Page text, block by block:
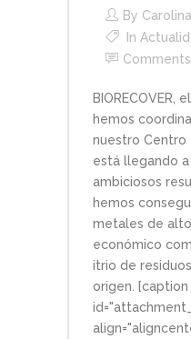
By
In
Comments
BIORECOVER,
hemos
nuestro Centro
está llegando a
ambiciosos
hemos
metales de
económico
itrio de
origen. [caption